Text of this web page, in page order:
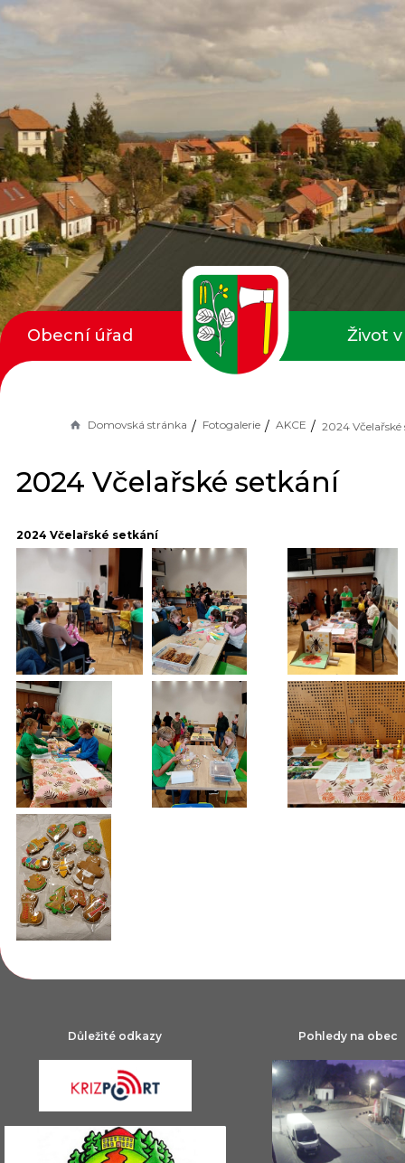
Domovská stránka Fotogalerie AKCE 2024 Včelařské
2024 Včelařské setkání
2024 Včelařské setkání
Obecní úřad Život
Důležité odkazy Pohledy na obec